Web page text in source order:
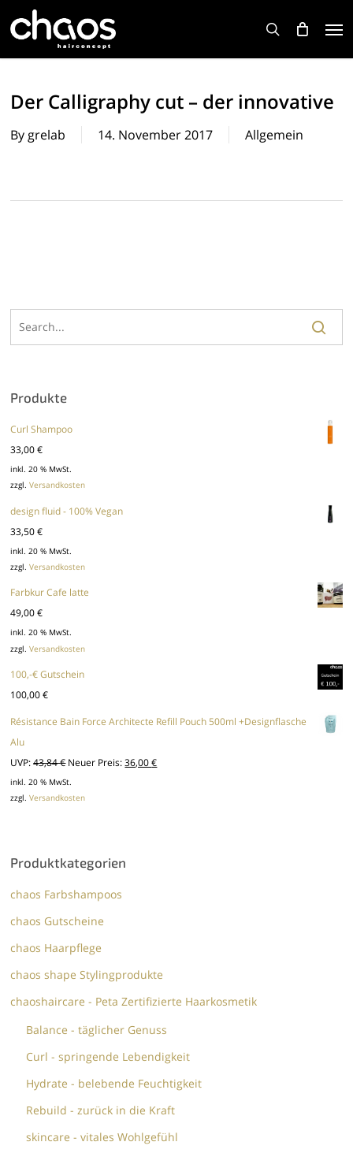
search
Der Calligraphy cut – der innovative
By grelab 14. November 2017 Allgemein
Produkte
Curl Shampoo
33,00€
inkl. 20 % MwSt.
zzgl.Versandkosten
design fluid - 100% Vegan
33,50€
inkl. 20 % MwSt.
zzgl.Versandkosten
Farbkur Cafe latte
49,00€
inkl. 20 % MwSt.
zzgl.Versandkosten
100,-€ Gutschein
100,00€
Résistance Bain Force Architecte Refill Pouch 500ml +Designflasche
Alu
UVP: 43,84€ Ursprünglicher
Preis
war:
Neuer Preis: 36,00€Aktueller
inkl. 20 % MwSt.
zzgl.Versandkosten
Produktkategorien
chaos Farbshampoos
chaos Gutscheine
chaos Haarpflege
chaos shape Stylingprodukte
chaoshaircare - Peta Zertifizierte Haarkosmetik
Balance - täglicher Genuss
Curl - springende Lebendigkeit
Hydrate - belebende Feuchtigkeit
Rebuild - zurück in die Kraft
skincare - vitales Wohlgefühl